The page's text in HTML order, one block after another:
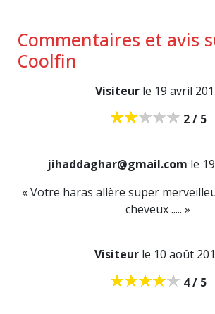
Commentaires et avis
Coolfin
Visiteur le 19 avril
2 / 5
jihaddaghar@gmail.com le
« Votre haras allère super
cheveux ..... »
Visiteurle 10 août
4 / 5